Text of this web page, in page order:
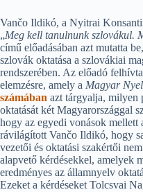
Vančo Ildikó, a Nyitrai
„Meg kell tanulnunk szlovákul.
című előadásában azt mutatta
szlovák oktatása a szlovákiai
rendszerében. Az előadó
elemzésre, amely a Magyar
számában azt tárgyalja, milyen
oktatását két Magyarországgal
hogy az egyedi vonások
rávilágított Vančo Ildikó, hogy
vezetői és oktatási szakértői
alapvető kérdésekkel, amelyek
eredményes az államnyelv
Ezeket a kérdéseket Tolcsvai